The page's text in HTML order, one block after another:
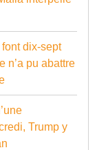
dix-sept
n’a pu abattre
Trump y